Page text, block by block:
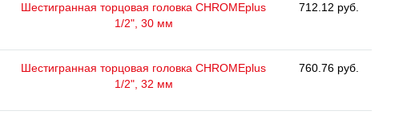
Шестигранная торцовая головка CHROMEplus
1/2", 30 мм
712.12 руб.
Шестигранная торцовая головка CHROMEplus
1/2", 32 мм
760.76 руб.